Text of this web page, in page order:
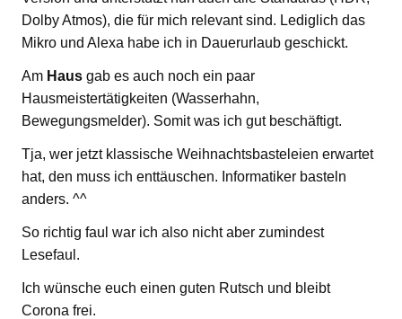
Dolby Atmos), die für mich relevant sind. Lediglich das
Mikro und Alexa habe ich in Dauerurlaub geschickt.
Am Haus gab es auch noch ein paar
Hausmeistertätigkeiten (Wasserhahn,
Bewegungsmelder). Somit was ich gut beschäftigt.
Tja, wer jetzt klassische Weihnachtsbasteleien erwartet
hat, den muss ich enttäuschen. Informatiker basteln
anders. ^^
So richtig faul war ich also nicht aber zumindest
Lesefaul.
Ich wünsche euch einen guten Rutsch und bleibt
Corona frei.